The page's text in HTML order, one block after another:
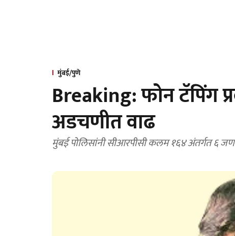
मुंबई/पुणे
Breaking: फोन टॅपिंग
अडचणीत वाढ
मुंबई पोलिसांनी सीआरपीसी कलम १६४ अंतर्गत ६